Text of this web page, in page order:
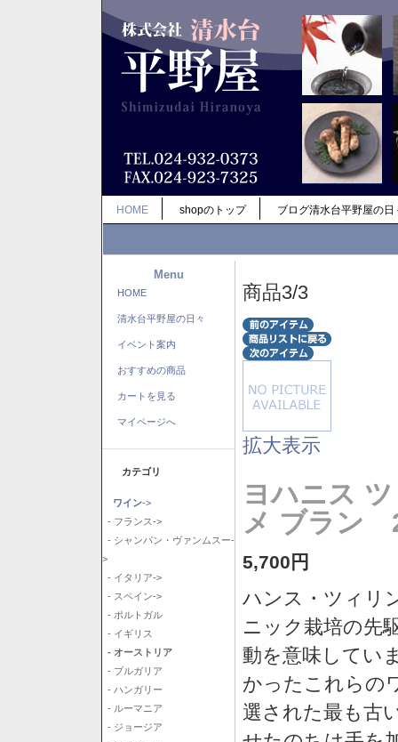
HOME shopのトップ ブログ清水台平野屋の日
Menu
HOME
清水台平野屋の日々
イベント案内
おすすめの商品
カートを見る
マイページへ
カテゴリ
ワイン->
- フランス->
- シャンパン・ヴァンムスー-
>
- イタリア->
- スペイン->
- ポルトガル
- イギリス
- オーストリア
- ブルガリア
- ハンガリー
- ルーマニア
- ジョージア
商品3/3
拡大表示
ヨハニス
メ ブラン
5,700円
ハンス・ツィリ
ニック栽培の先
動を意味してい
かったこれらの
選された最も古